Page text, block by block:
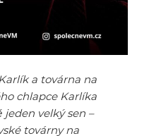
a továrna na
chlapce Karlíka
velký sen –
továrny na